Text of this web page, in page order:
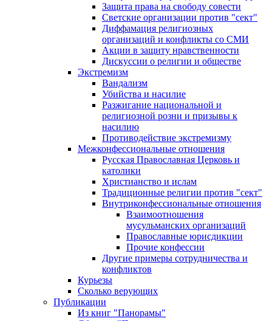
Защита права на свободу совести
Светские организации против "сект"
Диффамация религиозных
организаций и конфликты со СМИ
Акции в защиту нравственности
Дискуссии о религии и обществе
Экстремизм
Вандализм
Убийства и насилие
Разжигание национальной и
религиозной розни и призывы к
насилию
Противодействие экстремизму
Межконфессиональные отношения
Русская Православная Церковь и
католики
Христианство и ислам
Традиционные религии против "сект"
Внутриконфессиональные отношения
Взаимоотношения
мусульманских организаций
Православные юрисдикции
Прочие конфессии
Другие примеры сотрудничества и
конфликтов
Курьезы
Сколько верующих
Публикации
Из книг "Панорамы"